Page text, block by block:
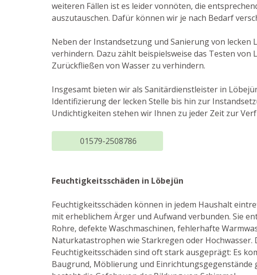
weiteren Fällen ist es leider vonnöten, die
auszutauschen. Dafür können wir je nach Bedarf
Neben der Instandsetzung und Sanierung von
verhindern. Dazu zählt beispielsweise das Testen
Zurückfließen von Wasser zu verhindern.
Insgesamt bieten wir als Sanitärdienstleister in
Identifizierung der lecken Stelle bis hin zur
Undichtigkeiten stehen wir Ihnen zu jeder Zeit zur
01579-2508786
Feuchtigkeitsschäden in Löbejün
Feuchtigkeitsschäden können in jedem Haushalt
mit erheblichem Ärger und Aufwand verbunden. Sie
Rohre, defekte Waschmaschinen, fehlerhafte
Naturkatastrophen wie Starkregen oder Hochwasser.
Feuchtigkeitsschäden sind oft stark ausgeprägt: Es
Baugrund, Möblierung und Einrichtungsgegenstände